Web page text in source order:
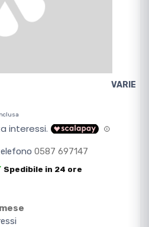
VARIE
0587 697147
Spedibile in 24 ore